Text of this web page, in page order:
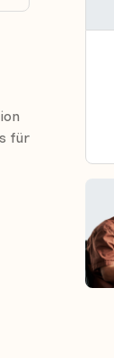
für